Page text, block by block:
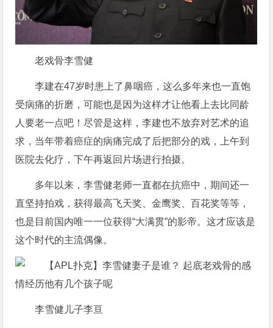
老戏骨李雪健
李建在47岁时患上了鼻咽癌，这么多年来也一直饱
受病痛的折磨，可能也是因为这样才让他看上去比同龄
人要老一点吧！尽管是这样，李建也不放弃对艺术的追
求，当年带着癌症的病痛完成了后把部分的戏，上午到
医院去化疗，下午再返回片场进行拍摄。
多年以来，李雪健老师一直都在抗癌中，期间还一
直坚持拍戏，获得最高飞天奖、金鹰奖、百花奖等等，
也是目前国内唯一一位获得“大满贯”的影帝。这才应该是
这个时代的主流偶像。
李雪健儿子李亘